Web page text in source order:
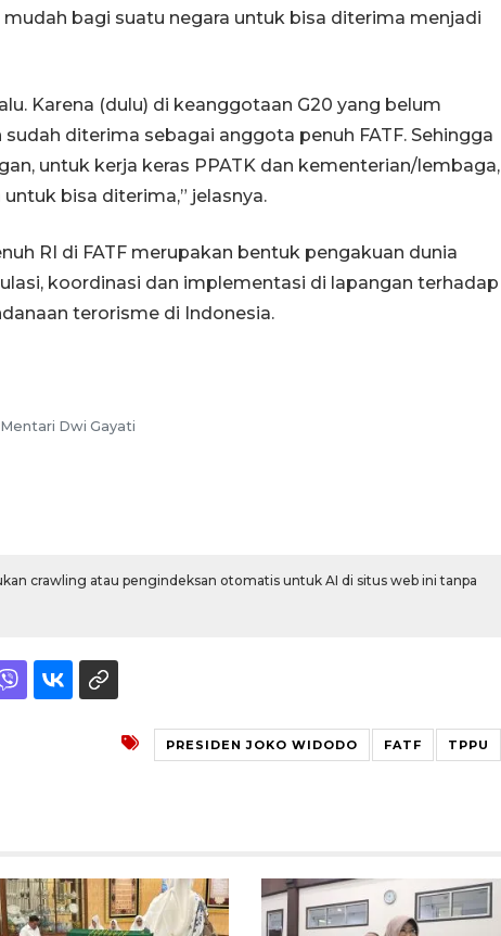
bagi suatu negara untuk bisa diterima menjadi
Karena (dulu) di keanggotaan G20 yang belum
diterima sebagai anggota penuh FATF. Sehingga
untuk kerja keras PPATK dan kementerian/lembaga,
bisa diterima,” jelasnya.
RI di FATF merupakan bentuk pengakuan dunia
koordinasi dan implementasi di lapangan terhadap
terorisme di Indonesia.
Dwi Gayati
crawling atau pengindeksan otomatis untuk AI di situs web ini tanpa
PRESIDEN JOKO WIDODO FATF TPPU
Ledakan rumah di Grand
Polonia Medan diduga akibat